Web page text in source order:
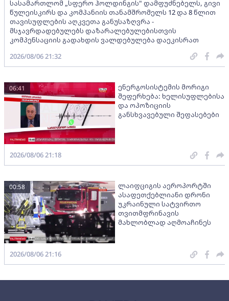
სასამართლომ „სფერო ჰოლდინგის" დამფუძნებელს, გივი
წულეისკირს და კომპანიის თანამშრომელს 12 და 8 წლით
თავისუფლების აღკვეთა განუსაზღვრა -
მსჯავრდადებულებს დაზარალებულებისთვის
კომპენსაციის გადახდის ვალდებულება დაეკისრათ
2026/08/06 21:32
ენერგოსისტემის მორიგი
შეფერხება: ხელისუფლებისა
და ოპოზიციის
განსხვავებული შეფასებები
06:41
2026/08/06 21:18
ლაიფციგის აეროპორტში
ასაფეთქებლიანი დრონი
უკრაინული სატვირთო
თვითმფრინავის
მახლობლად აღმოაჩინეს
00:58
2026/08/06 21:16